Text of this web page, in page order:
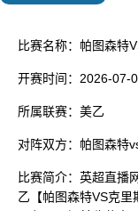
比赛名称： 帕图森特
开赛时间： 2026-07-
所属联赛： 美乙
对阵双方： 帕图森特
比赛简介： 英超直播
乙【帕图森特VS克